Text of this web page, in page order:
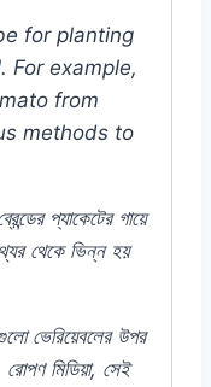
for planting
For example,
from
methods to
প্যাকেটের গায়ে
থেকে ভিন্ন হয়
ভেরিয়েবলের উপর
রোপণ মিডিয়া, সেই